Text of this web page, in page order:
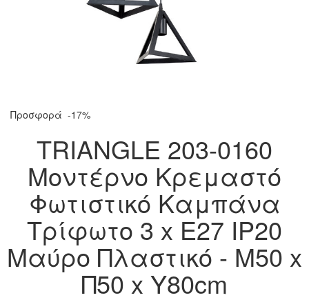
Προσφορά -17%
TRIANGLE 203-0160
Μοντέρνο Κρεμαστό
Φωτιστικό Καμπάνα
Τρίφωτο 3 x E27 IP20
Μαύρο Πλαστικό - Μ50 x
Π50 x Υ80cm